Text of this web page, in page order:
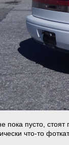
пока пусто,
что-то